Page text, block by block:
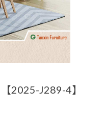
2025-J289-4】